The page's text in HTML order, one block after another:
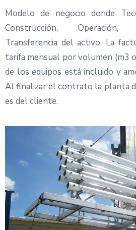
Modelo de negocio donde
Construcción,
Transferencia del activo. La
tarifa mensual por volumen (m3
de los equipos está incluido y
Al finalizar el contrato la planta
es del cliente.